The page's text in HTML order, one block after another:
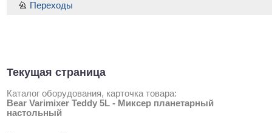
Текущая страница
Каталог оборудования, карточка товара:
Bear Varimixer Teddy 5L - Миксер планетарный
настольный
Переходы